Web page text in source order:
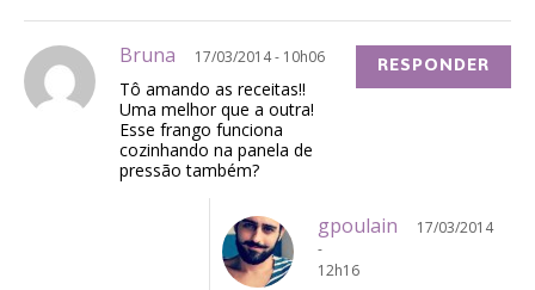
Bruna 17/03/2014 - 10h06
Tô amando as receitas!!
Uma melhor que a outra!
Esse frango funciona
cozinhando na panela de
pressão também?
RESPONDER
gpoulain
17/03/2014
-
12h16